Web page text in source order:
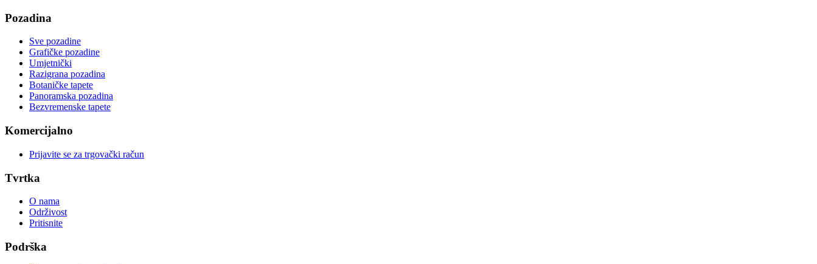
Pozadina
Sve pozadine
Grafičke pozadine
Umjetnički
Razigrana pozadina
Botaničke tapete
Panoramska pozadina
Bezvremenske tapete
Komercijalno
Prijavite se za trgovački račun
Tvrtka
O nama
Održivost
Pritisnite
Podrška